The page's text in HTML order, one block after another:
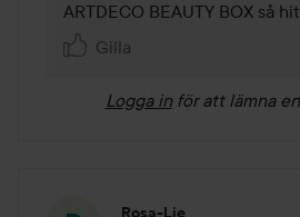
ARTDECO BEAUTY BOX så
Gilla
Logga in för att lämna
Rosa-Lie